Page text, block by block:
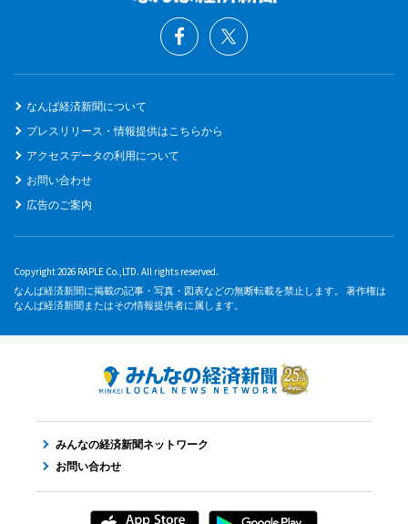
なんば経済新聞について
プレスリリース・情報提供はこちらから
アクセスデータの利用について
お問い合わせ
広告のご案内
Copyright 2026 RAPLE Co.,LTD. All rights reserved.
なんば経済新聞に掲載の記事・写真・図表などの無断転載を禁止します。 著作権は
なんば経済新聞またはその情報提供者に属します。
みんなの経済新聞ネットワーク
お問い合わせ